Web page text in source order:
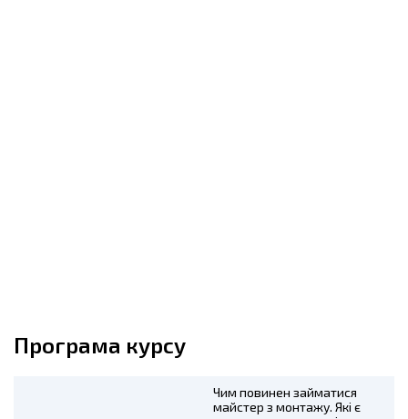
Програма курсу
Чим повинен займатися
майстер з монтажу. Які є